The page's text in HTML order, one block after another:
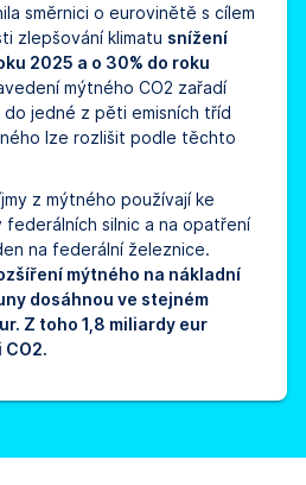
směrnici o eurovinětě s cílem
zlepšování klimatu snížení
2025 a o 30% do roku
mýtného CO2 zařadí
jedné z pěti emisních tříd
lze rozlišit podle těchto
z mýtného používají ke
silnic a na opatření
na federální železnice.
mýtného na nákladní
dosáhnou ve stejném
Z toho 1,8 miliardy eur